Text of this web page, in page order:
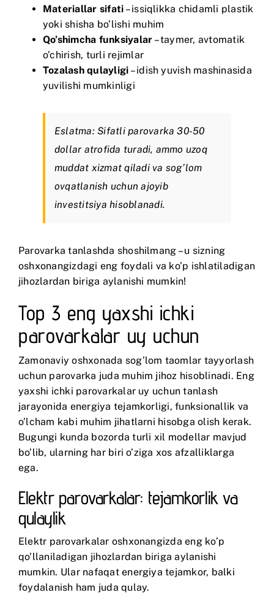
Materiallar sifati – issiqlikka chidamli plastik
yoki shisha bo’lishi muhim
Qo’shimcha funksiyalar – taymer, avtomatik
o’chirish, turli rejimlar
Tozalash qulayligi – idish yuvish mashinasida
yuvilishi mumkinligi
Eslatma: Sifatli parovarka 30-50
dollar atrofida turadi, ammo uzoq
muddat xizmat qiladi va sog’lom
ovqatlanish uchun ajoyib
investitsiya hisoblanadi.
Parovarka tanlashda shoshilmang – u sizning
oshxonangizdagi eng foydali va ko’p ishlatiladigan
jihozlardan biriga aylanishi mumkin!
Top 3 eng yaxshi ichki
parovarkalar uy uchun
Zamonaviy oshxonada sog’lom taomlar tayyorlash
uchun parovarka juda muhim jihoz hisoblinadi. Eng
yaxshi ichki parovarkalar uy uchun tanlash
jarayonida energiya tejamkorligi, funksionallik va
o’lcham kabi muhim jihatlarni hisobga olish kerak.
Bugungi kunda bozorda turli xil modellar mavjud
bo’lib, ularning har biri o’ziga xos afzalliklarga
ega.
Elektr parovarkalar: tejamkorlik va
qulaylik
Elektr parovarkalar oshxonangizda eng ko’p
qo’llaniladigan jihozlardan biriga aylanishi
mumkin. Ular nafaqat energiya tejamkor, balki
foydalanish ham juda qulay.